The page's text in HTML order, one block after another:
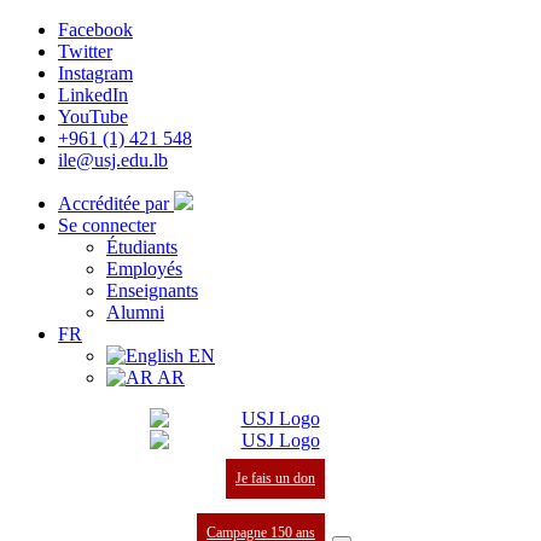
Facebook
Twitter
Instagram
LinkedIn
YouTube
+961 (1) 421 548
ile@usj.edu.lb
Accréditée par
Se connecter
Étudiants
Employés
Enseignants
Alumni
FR
EN
AR
Je fais un don
Campagne 150 ans